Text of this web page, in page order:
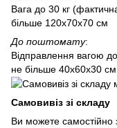
Вага до 30 кг
більше 120х70х70 см
До поштомату:
Відправлення вагою
не більше 40х60х30 см
Самовивіз зі складу
Ви можете самостійно